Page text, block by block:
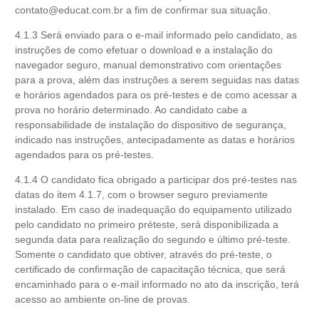
contato@educat.com.br a fim de confirmar sua situação.
4.1.3 Será enviado para o e-mail informado pelo candidato, as
instruções de como efetuar o download e a instalação do
navegador seguro, manual demonstrativo com orientações
para a prova, além das instruções a serem seguidas nas datas
e horários agendados para os pré-testes e de como acessar a
prova no horário determinado. Ao candidato cabe a
responsabilidade de instalação do dispositivo de segurança,
indicado nas instruções, antecipadamente as datas e horários
agendados para os pré-testes.
4.1.4 O candidato fica obrigado a participar dos pré-testes nas
datas do item 4.1.7, com o browser seguro previamente
instalado. Em caso de inadequação do equipamento utilizado
pelo candidato no primeiro préteste, será disponibilizada a
segunda data para realização do segundo e último pré-teste.
Somente o candidato que obtiver, através do pré-teste, o
certificado de confirmação de capacitação técnica, que será
encaminhado para o e-mail informado no ato da inscrição, terá
acesso ao ambiente on-line de provas.